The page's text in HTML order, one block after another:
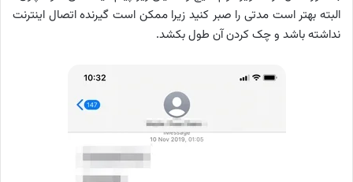
البته بهتر است مدتی را صبر کنید زیرا ممکن است گیرنده اتصال اینترنت
نداشته باشد و چک کردن آن طول بکشد.